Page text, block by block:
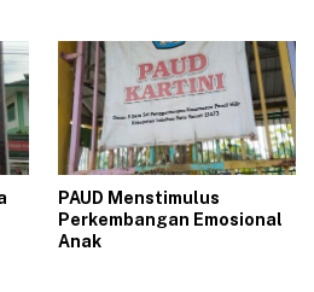
‎PAUD ‎‎‎Menstimulus
Perkembangan Emosional
Anak